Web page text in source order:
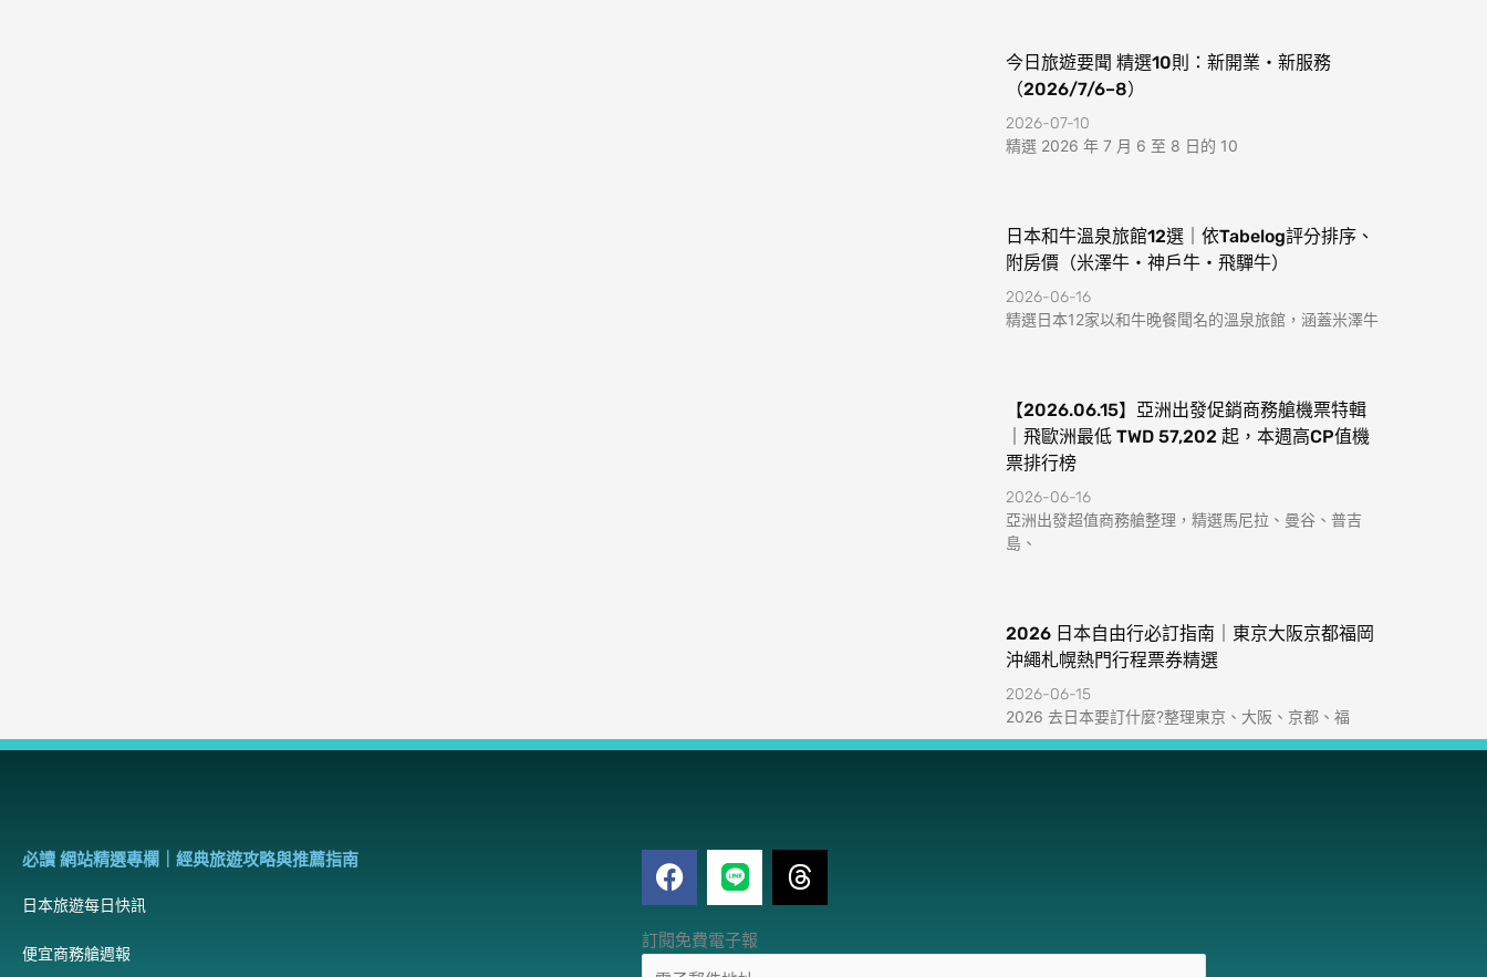
今日旅遊要聞 精選10則：新開業・新服務
（2026/7/6–8）
2026-07-10
精選 2026 年 7 月 6 至 8 日的 10
日本和牛溫泉旅館12選｜依Tabelog評分排序、
附房價（米澤牛・神戶牛・飛驒牛）
2026-06-16
精選日本12家以和牛晚餐聞名的溫泉旅館，涵蓋米澤牛
【2026.06.15】亞洲出發促銷商務艙機票特輯
｜飛歐洲最低 TWD 57,202 起，本週高CP值機
票排行榜
2026-06-16
亞洲出發超值商務艙整理，精選馬尼拉、曼谷、普吉
島、
2026 日本自由行必訂指南｜東京大阪京都福岡
沖繩札幌熱門行程票券精選
2026-06-15
2026 去日本要訂什麼?整理東京、大阪、京都、福
必讀 網站精選專欄｜經典旅遊攻略與推薦指南
日本旅遊每日快訊
便宜商務艙週報
F
a
e
T
h
訂閱免費電子報
電